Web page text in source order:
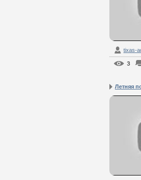
tixas-
3
Летняя